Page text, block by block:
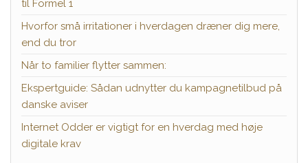
til Formel 1
Hvorfor små irritationer i hverdagen dræner dig mere,
end du tror
Når to familier flytter sammen:
Ekspertguide: Sådan udnytter du kampagnetilbud på
danske aviser
Internet Odder er vigtigt for en hverdag med høje
digitale krav